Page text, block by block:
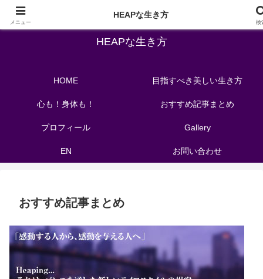
バレエの先生が教える自分を洗練させる教育メソッド
HEAPな生き方
HOME 目指すべき美しい生き方
心も！身体も！ おすすめ記事まとめ
プロフィール Gallery
EN お問い合わせ
おすすめ記事まとめ
メニュー
HEAPな生き方
検